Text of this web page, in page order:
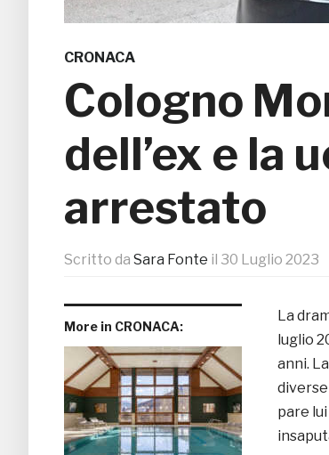
CRONACA
Cologno
dell’ex e la
arrestato
Scritto da Sara Fonte il 30 Luglio 2023
More in CRONACA:
La
luglio
anni.
diverse
pare